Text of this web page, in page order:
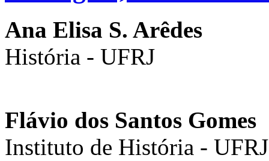
Ana Elisa S. Arêdes
História - UFRJ
Flávio dos Santos Gomes
Instituto de História - UFRJ